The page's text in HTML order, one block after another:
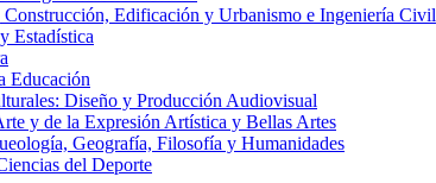
Construcción, Edificación y Urbanismo e Ingeniería Civil
Estadística
Educación
Diseño y Producción Audiovisual
y de la Expresión Artística y Bellas Artes
Geografía, Filosofía y Humanidades
del Deporte